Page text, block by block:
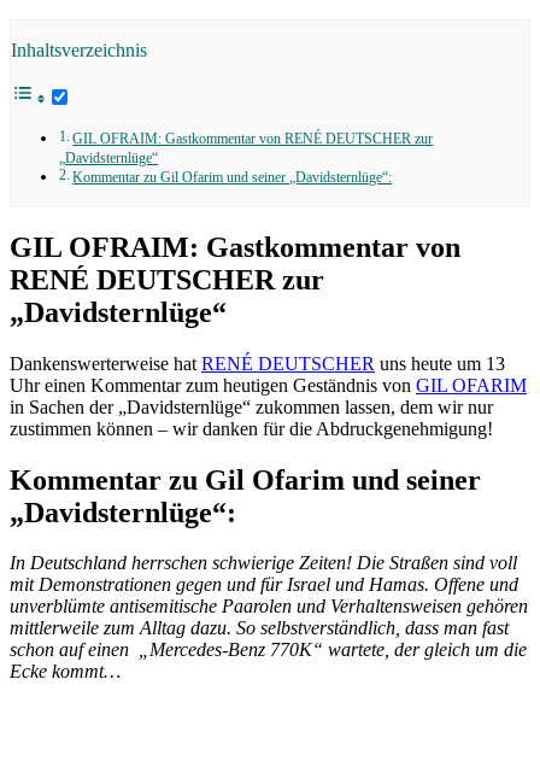
Inhaltsverzeichnis
GIL OFRAIM: Gastkommentar von RENÉ DEUTSCHER zur
„Davidsternlüge“
Kommentar zu Gil Ofarim und seiner „Davidsternlüge“:
GIL OFRAIM: Gastkommentar von
RENÉ DEUTSCHER zur
„Davidsternlüge“
Dankenswerterweise hat RENÉ DEUTSCHER uns heute um 13
Uhr einen Kommentar zum heutigen Geständnis von GIL OFARIM
in Sachen der „Davidsternlüge“ zukommen lassen, dem wir nur
zustimmen können – wir danken für die Abdruckgenehmigung!
Kommentar zu Gil Ofarim und seiner
„Davidsternlüge“:
In Deutschland herrschen schwierige Zeiten! Die Straßen sind voll
mit Demonstrationen gegen und für Israel und Hamas. Offene und
unverblümte antisemitische Paarolen und Verhaltensweisen gehören
mittlerweile zum Alltag dazu. So selbstverständlich, dass man fast
schon auf einen „Mercedes-Benz 770K“ wartete, der gleich um die
Ecke kommt…